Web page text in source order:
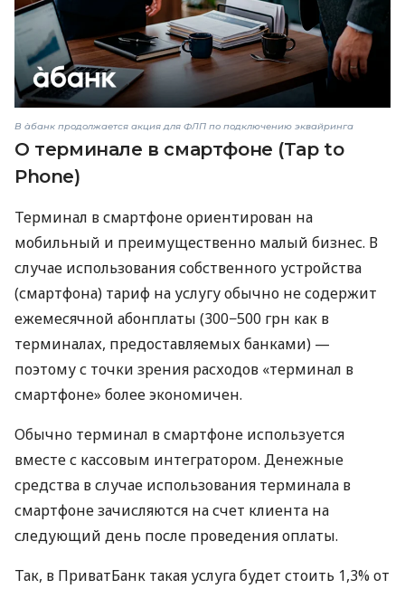
В àбанк продолжается акция для ФЛП по подключению эквайринга
О терминале в смартфоне (Tap to
Phone)
Терминал в смартфоне ориентирован на
мобильный и преимущественно малый бизнес. В
случае использования собственного устройства
(смартфона) тариф на услугу обычно не содержит
ежемесячной абонплаты (300−500 грн как в
терминалах, предоставляемых банками) —
поэтому с точки зрения расходов «терминал в
смартфоне» более экономичен.
Обычно терминал в смартфоне используется
вместе с кассовым интегратором. Денежные
средства в случае использования терминала в
смартфоне зачисляются на счет клиента на
следующий день после проведения оплаты.
Так, в ПриватБанк такая услуга будет стоить 1,3% от